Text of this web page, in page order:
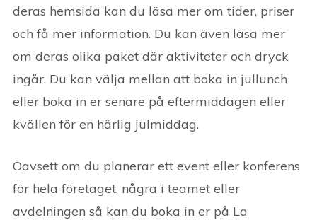
deras hemsida kan du läsa mer om tider, priser
och få mer information. Du kan även läsa mer
om deras olika paket där aktiviteter och dryck
ingår. Du kan välja mellan att boka in jullunch
eller boka in er senare på eftermiddagen eller
kvällen för en härlig julmiddag.
Oavsett om du planerar ett event eller konferens
för hela företaget, några i teamet eller
avdelningen så kan du boka in er på La